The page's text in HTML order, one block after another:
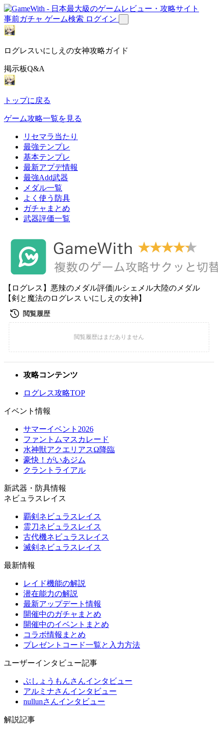
事前ガチャ ゲーム検索 ログイン
ログレスいにしえの女神攻略ガイド
掲示板Q&A
トップに戻る
ゲーム攻略一覧を見る
リセマラ当たり
最強テンプレ
基本テンプレ
最新アプデ情報
最強Add武器
メダル一覧
よく使う防具
ガチャまとめ
武器評価一覧
【ログレス】悪辣のメダル評価|ルシェメル大陸のメダル
【剣と魔法のログレス いにしえの女神】
攻略コンテンツ
ログレス攻略TOP
イベント情報
サマーイベント2026
ファントムマスカレード
水神獣アクエリアスΩ降臨
豪快！がいあジム
クラントライアル
新武器・防具情報
ネビュラスレイス
覇剣ネビュラスレイス
霊刀ネビュラスレイス
古代機ネビュラスレイス
滅剣ネビュラスレイス
最新情報
レイド機能の解説
潜在能力の解説
最新アップデート情報
開催中のガチャまとめ
開催中のイベントまとめ
コラボ情報まとめ
プレゼントコード一覧と入力方法
ユーザーインタビュー記事
ぶしょうもんさんインタビュー
アルミナさんインタビュー
nullunさんインタビュー
解説記事